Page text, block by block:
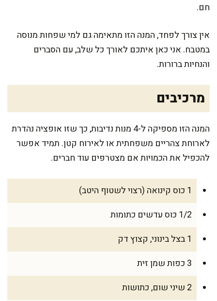
חם.
אין צורך לפחד, המנה הזו מתאימה גם למי שפחות מנוסה
במטבח. אני כאן איתכם לאורך כל שלב, עם הסברים
והנחיות ברורות.
מרכיבים
המנה הזו מספיקה ל-4 מנות נדיבות, כך שזו אופציה נהדרת
לארוחת צהריים משפחתית או לאירוח קטן. תמיד אפשר
להכפיל את הכמויות אם מצטרפים עוד חברים.
1 כוס קינואה (רצוי לשטוף היטב)
1/2 כוס עדשים כתומות
1 בצל בינוני, קצוץ דק
3 כפות שמן זית
2 שיני שום, כתושות